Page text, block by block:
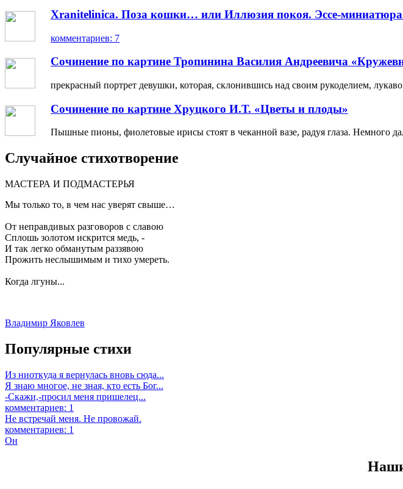
Xranitelinica. Поза кошки… или Иллюзия покоя. Эссе-
комментариев: 7
Сочинение по картине Тропинина Василия Андреевича
прекрасный портрет девушки, которая, склонившись над своим рукоделием,
Сочинение по картине Хруцкого И.Т. «Цветы и плоды»
Пышные пионы, фиолетовые ирисы стоят в чеканной вазе, радуя глаза. Немного
Случайное стихотворение
МАСТЕРА И ПОДМАСТЕРЬЯ
Мы только то, в чем нас уверят свыше…
От неправдивых разговоров с славою
Сплошь золотом искрится медь, -
И так легко обманутым раззявою
Прожить неслышимым и тихо умереть.
Когда лгуны...
Владимир Яковлев
Популярные стихи
Из ниоткуда я вернулась вновь сюда...
Я знаю многое, не зная, кто есть Бог...
-Скажи,-просил меня пришелец...
комментариев: 1
Не встречай меня. Не провожай.
комментариев: 1
Он